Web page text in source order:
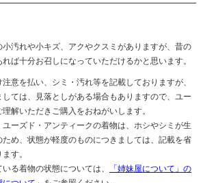
汚れや小キズ、アクやクスミがありますが、昔の
ば十分お召しになっていただけるかと思います。
意を払い、シミ・汚れ等を記載しておりますが、
ては、見落としがある場合もありますので、ユー
解いただきご購入をおねがいします。
ーズド・アンティークの着物は、ホシやシミが生
ため、状態が軽度のものにつきましては、記載を省
す。
る着物の状態については、
「姉妹屋について」の